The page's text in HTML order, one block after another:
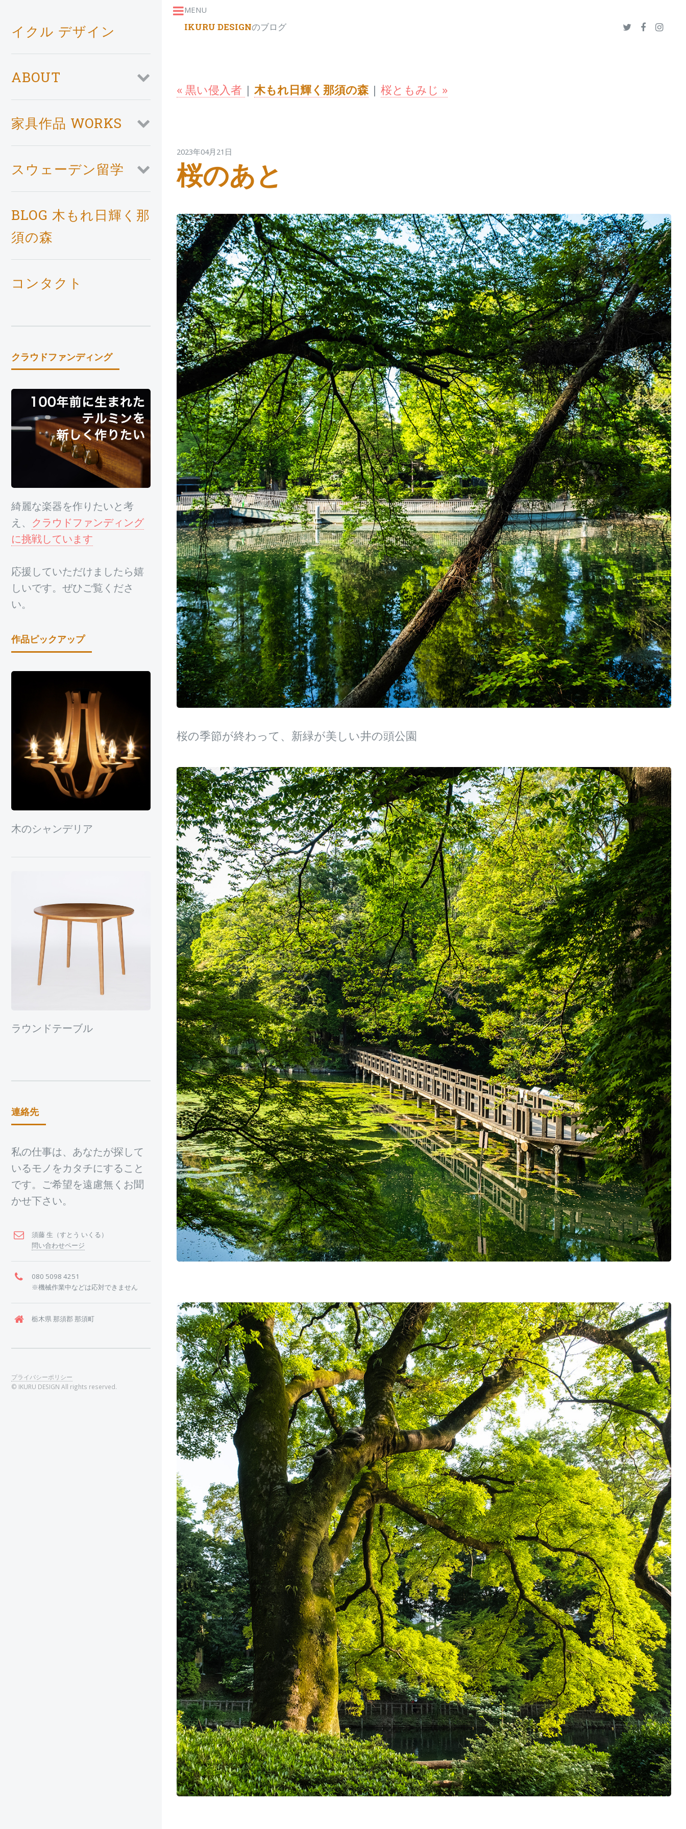
MENU
IKURU DESIGNのブログ
« 黒い侵入者 |木もれ日輝く那須の森 |桜ともみじ »
2023年04月21日
桜のあと
桜の季節が終わって、新緑が美しい井の頭公園
イクル デザイン
ABOUT
家具作品 WORKS
スウェーデン留学
BLOG 木もれ日輝く那
須の森
コンタクト
クラウドファンディング
綺麗な楽器を作りたいと考
え、 クラウドファンディング
に挑戦しています
応援していただけましたら嬉
しいです。ぜひご覧くださ
い。
作品ピックアップ
木のシャンデリア
ラウンドテーブル
連絡先
私の仕事は、あなたが探して
いるモノをカタチにすること
です。ご希望を遠慮無くお聞
かせ下さい。
須藤 生（すとう いくる）
問い合わせページ
080 5098 4251
※機械作業中などは応対できません
栃木県 那須郡 那須町
プライバシーポリシー
© IKURU DESIGN All rights reserved.
Toggle